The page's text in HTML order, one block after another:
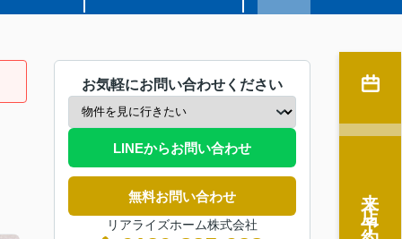
お気軽にお問い合わせください
LINEからお問い合わせ
無料お問い合わせ
リアライズホーム株式会社 来店予約